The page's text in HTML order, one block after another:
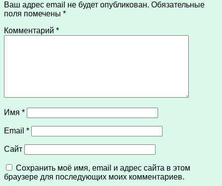
Ваш адрес email не будет опубликован. Обязательные
поля помечены *
Комментарий *
Имя *
Email *
Сайт
Сохранить моё имя, email и адрес сайта в этом
браузере для последующих моих комментариев.